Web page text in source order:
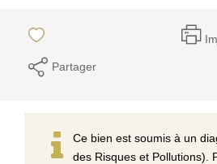
Partager
Ce bien est soumis à un
des Risques et Pollutions).